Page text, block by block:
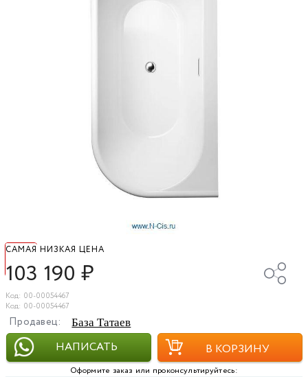
САМАЯ НИЗКАЯ ЦЕНА
103 190 ₽
Код: 00-00054467
Код: 00-00054467
Продавец: База Татаев
НАПИСАТЬ В КОРЗИНУ
Оформите заказ или проконсультируйтесь: